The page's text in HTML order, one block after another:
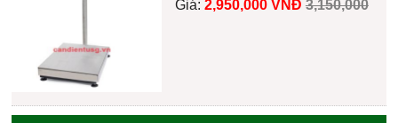
Giá: 2,950,000 VNĐ 3,150,000